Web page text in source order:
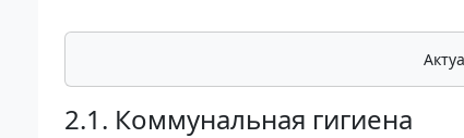
2.1. Коммунальная гигиена